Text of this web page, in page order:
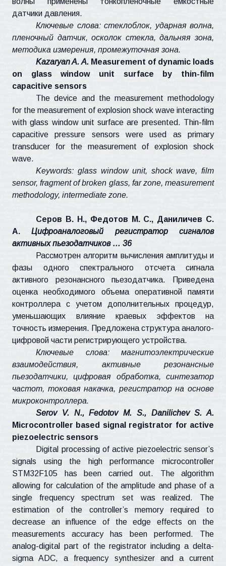
датчики давления.
Ключевые слова: стеклоблок, ударная волна,
пленочный датчик, осколок стекла, дальняя зона,
методика измерения, промежуточная зона.
KazaryanA. A. Measurement of dynamic loads
on glass window unit surface by thin-film
capacitive sensors
The device and the measurement methodology
for the measurement of explosion shock wave interacting
with glass window unit surface are presented. Thin-film
capacitive pressure sensors were used as primary
transducer for the measurement of explosion shock
wave.
Keywords: glass window unit, shock wave, film
sensor, fragment of broken glass, far zone, measurement
methodology, intermediate zone.
Серов В. Н., Федотов М. С., Даниличев С.
А.Цифроаналоговый регистратор сигналов
активныхпьезодатчиков… 36
Рассмотрен алгоритм вычисления амплитуды и
фазы одного спектрального отсчета сигнала
активного резонансногопьезодатчика. Приведена
оценка необходимого объема оперативной памяти
контроллера с учетом дополнительных процедур,
уменьшающих влияние краевых эффектов на
точность измерения. Предложена структура аналого-
цифровой части регистрирующего устройства.
Ключевые слова: магнитоэлектрические
взаимодействия, активные резонансные
пьезодатчики, цифровая обработка, синтезатор
частот, токовая накачка, регистратор на основе
микроконтроллера.
SerovV. N.,FedotovM. S., DanilichevS. A.
Microcontroller based signal registrator for active
piezoelectric sensors
Digital processing of active piezoelectric sensor’s
signals using the high performance microcontroller
STM32F105 has been carried out. The algorithm
allowing for calculation of the amplitude and phase of a
single frequency spectrum set was realized. The
estimation of the controller’s memory required to
decrease an influence of the edge effects on the
measurements accuracy has been performed. The
analog-digital part of theregistrator including a delta-
sigma ADC, a frequency synthesizer and a current